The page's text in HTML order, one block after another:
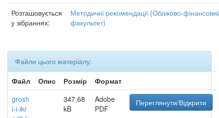
Розташовується
у зібраннях:
Методичні рекомендації (Обліково-
факультет)
Файли цього матеріалу:
Файл
Опис Розмір
Формат
grosh
i-i-ikr
347,68
kB
Adobe
PDF
Переглянути/Відкрити